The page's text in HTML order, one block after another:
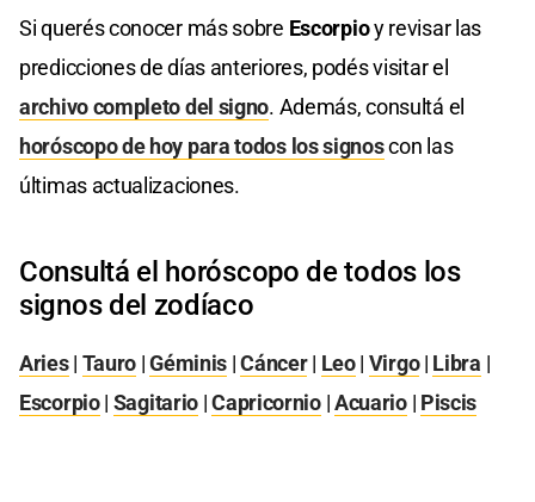
Si querés conocer más sobre Escorpioy revisar las
predicciones de días anteriores, podés visitar el
archivo completo del signo. Además, consultá el
horóscopo de hoy para todos los signoscon las
últimas actualizaciones.
Consultá el horóscopo de todos los
signos del zodíaco
Aries| Tauro |Géminis |Cáncer| Leo| Virgo| Libra |
Escorpio| Sagitario |Capricornio|Acuario| Piscis